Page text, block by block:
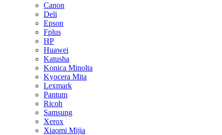
Canon
Deli
Epson
Fplus
HP
Huawei
Katusha
Konica Minolta
Kyocera Mita
Lexmark
Pantum
Ricoh
Samsung
Xerox
Xiaomi Mijia